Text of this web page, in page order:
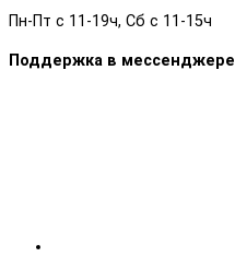
Пн-Пт с 11-19ч, Сб с 11-15ч
Поддержка в мессенджере